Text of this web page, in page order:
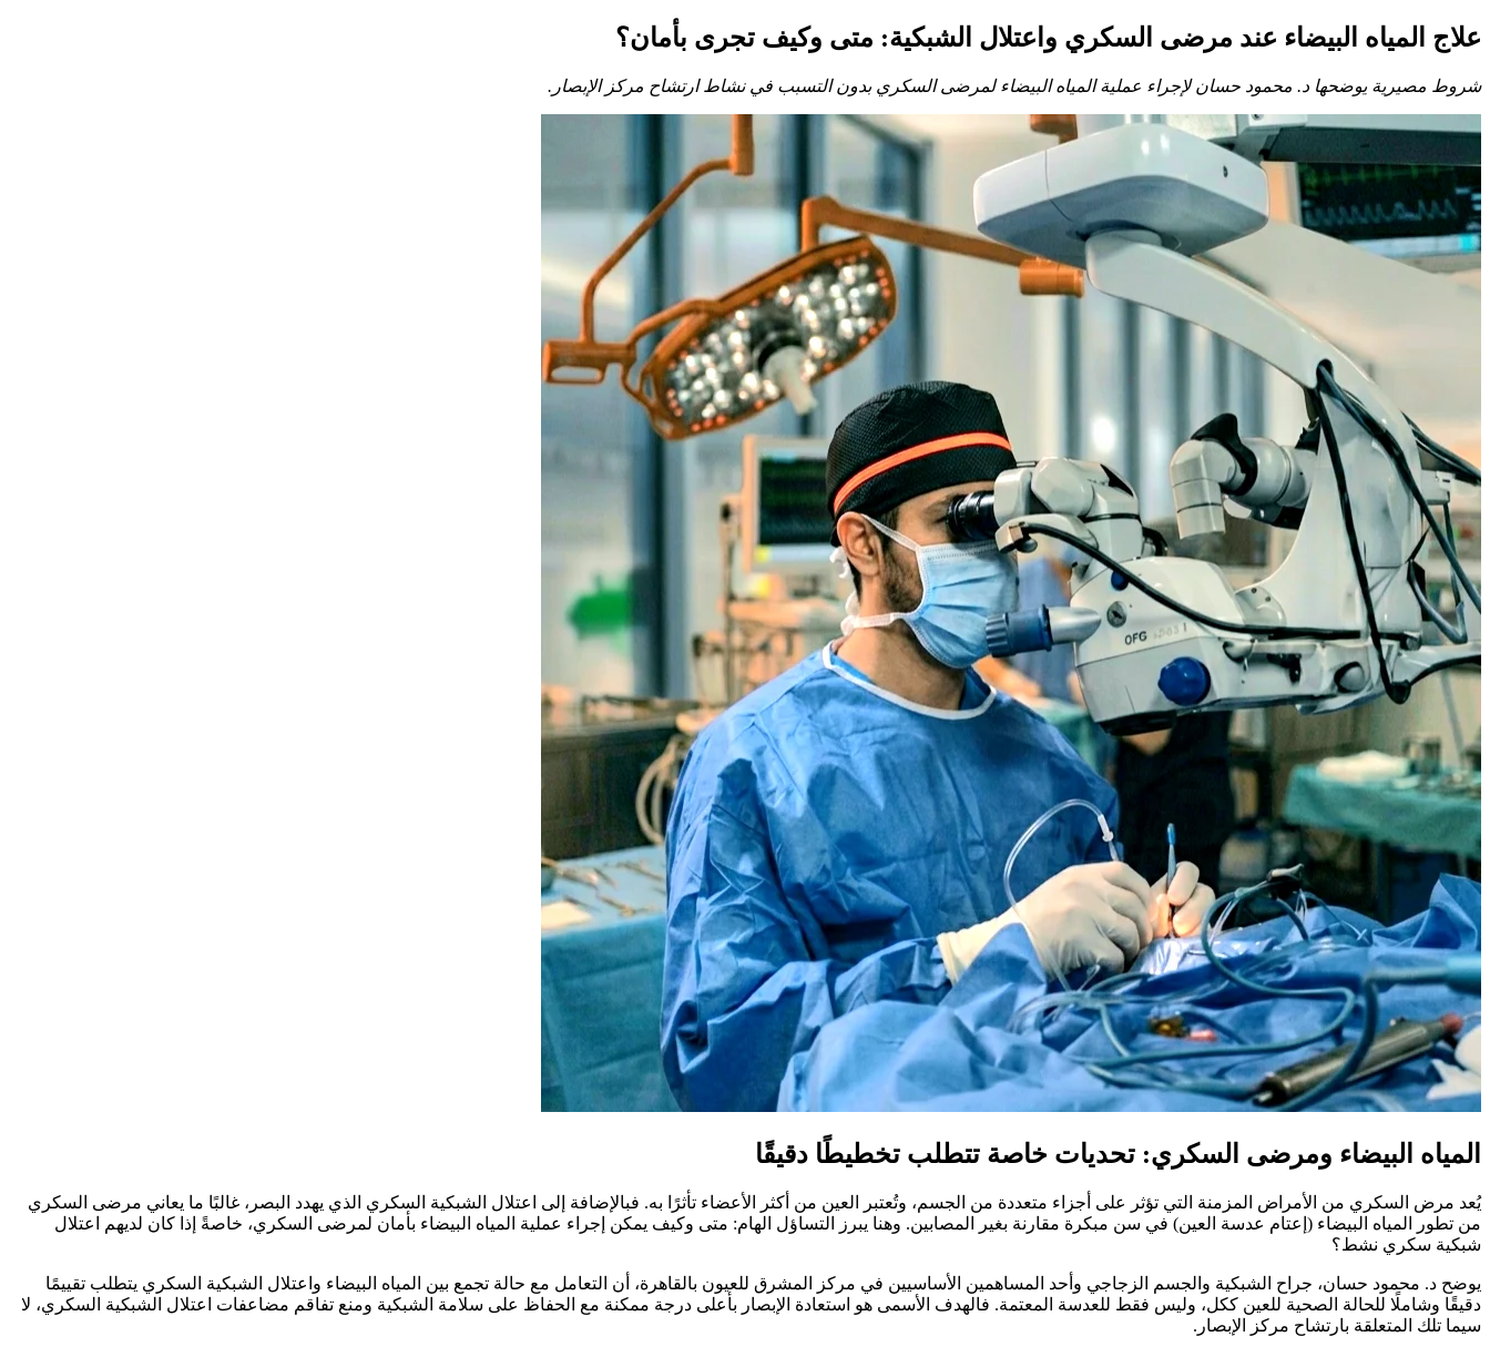
علاج المياه البيضاء عند مرضى السكري واعتلال الشبكية: متى وكيف تجرى بأمان؟
شروط مصيرية يوضحها د. محمود حسان لإجراء عملية المياه البيضاء لمرضى السكري بدون التسبب في نشاط ارتشاح مركز الإبصار.
المياه البيضاء ومرضى السكري: تحديات خاصة تتطلب تخطيطًا دقيقًا
يُعد مرض السكري من الأمراض المزمنة التي تؤثر على أجزاء متعددة من الجسم، وتُعتبر العين من أكثر الأعضاء تأثرًا به. فبالإضافة إلى اعتلال الشبكية السكري الذي يهدد البصر، غالبًا ما يعاني مرضى السكري
من تطور المياه البيضاء (إعتام عدسة العين) في سن مبكرة مقارنة بغير المصابين. وهنا يبرز التساؤل الهام: متى وكيف يمكن إجراء عملية المياه البيضاء بأمان لمرضى السكري، خاصةً إذا كان لديهم اعتلال
شبكية سكري نشط؟
يوضح د. محمود حسان، جراح الشبكية والجسم الزجاجي وأحد المساهمين الأساسيين في مركز المشرق للعيون بالقاهرة، أن التعامل مع حالة تجمع بين المياه البيضاء واعتلال الشبكية السكري يتطلب تقييمًا
دقيقًا وشاملًا للحالة الصحية للعين ككل، وليس فقط للعدسة المعتمة. فالهدف الأسمى هو استعادة الإبصار بأعلى درجة ممكنة مع الحفاظ على سلامة الشبكية ومنع تفاقم مضاعفات اعتلال الشبكية السكري، لا
سيما تلك المتعلقة بارتشاح مركز الإبصار.